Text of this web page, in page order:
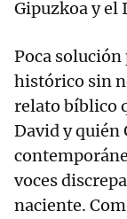
Gipuzkoa y el
Poca solución
histórico sin
relato bíblico
David y quién
voces
naciente.